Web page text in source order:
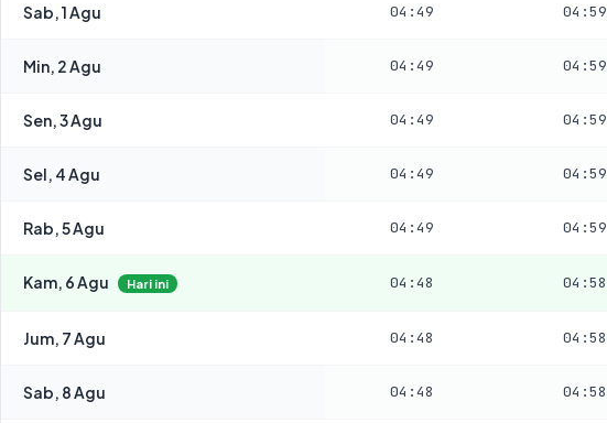
Sab, 1 Agu 04:49 04:59
Min, 2 Agu 04:49 04:59
Sen, 3 Agu 04:49 04:59
Sel, 4 Agu 04:49 04:59
Rab, 5 Agu 04:49 04:59
Kam, 6 Agu Hari ini 04:48 04:58
Jum, 7 Agu 04:48 04:58
Sab, 8 Agu 04:48 04:58